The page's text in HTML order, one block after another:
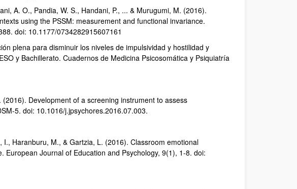
A. O., Pandia, W. S., Handani, P., ... & Murugumi, M. (2016).
using the PSSM: measurement and functional invariance.
doi: 10.1177/0734282915607161
plena para disminuir los niveles de impulsividad y hostilidad y
y Bachillerato. Cuadernos de Medicina Psicosomática y Psiquiatría
Development of a screening instrument to assess
5. doi: 10.1016/j.jpsychores.2016.07.003.
Haranburu, M., & Gartzia, L. (2016). Classroom emotional
Journal of Education and Psychology, 9(1), 1-8. doi: